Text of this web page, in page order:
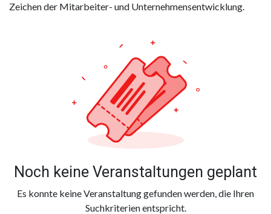
Zeichen der Mitarbeiter- und Unternehmensentwicklung.
Noch keine Veranstaltungen geplant
Es konnte keine Veranstaltung gefunden werden, die Ihren
Suchkriterien entspricht.